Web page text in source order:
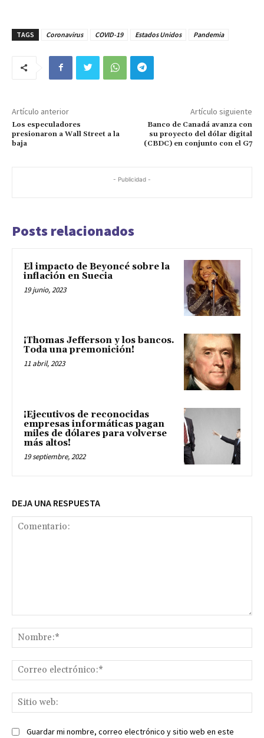
TAGS Coronavirus COVID-19 Estados Unidos Pandemia
Artículo anterior
Los especuladores
presionaron a Wall Street a la
baja
Artículo siguiente
Banco de Canadá avanza con
su proyecto del dólar digital
(CBDC) en conjunto con el G7
- Publicidad -
Posts relacionados
El impacto de Beyoncé sobre la
inflación en Suecia
19 junio, 2023
¡Thomas Jefferson y los bancos.
Toda una premonición!
11 abril, 2023
¡Ejecutivos de reconocidas
empresas informáticas pagan
miles de dólares para volverse
más altos!
19 septiembre, 2022
DEJA UNA RESPUESTA
Guardar mi nombre, correo electrónico y sitio web en este